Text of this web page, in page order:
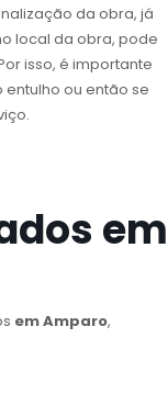
da obra, já
local da obra, pode
isso, é importante
ou então se
em
em Amparo,